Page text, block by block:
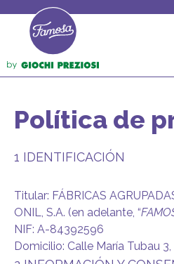
Política de
1 IDENTIFICACIÓN
Titular: FÁBRICAS
ONIL, S.A. (en adelante, “
NIF: A-84392596
Domicilio: Calle María Tubau